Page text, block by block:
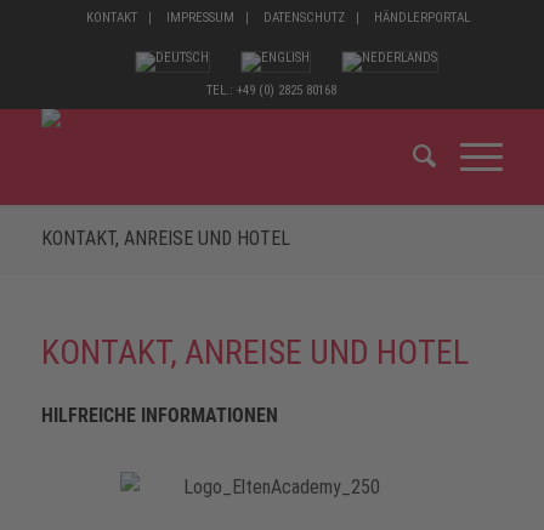
KONTAKT IMPRESSUM DATENSCHUTZ HÄNDLERPORTAL
TEL.: +49 (0) 2825 80168
KONTAKT, ANREISE UND HOTEL
KONTAKT, ANREISE UND HOTEL
HILFREICHE INFORMATIONEN